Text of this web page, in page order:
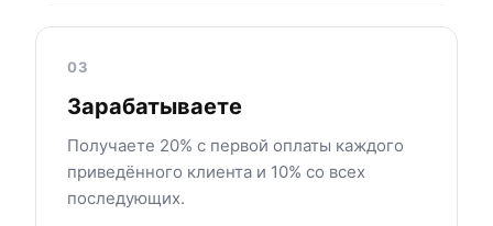
03
Зарабатываете
Получаете 20% с первой оплаты каждого
приведённого клиента и 10% со всех
последующих.